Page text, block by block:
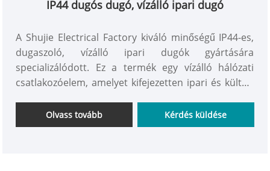
IP44 dugós dugó, vízálló ipari dugó
A Shujie Electrical Factory kiváló minőségű IP44-es,
dugaszoló, vízálló ipari dugók gyártására
specializálódott. Ez a termék egy vízálló hálózati
csatlakozóelem, amelyet kifejezetten ipari és kültéri
áll, és IP44-es szintű védelemmel rendelkezik, amely
hatékonyan képes kezelni az olyan helyzeteket, mint
Olvass tovább Kérdés küldése